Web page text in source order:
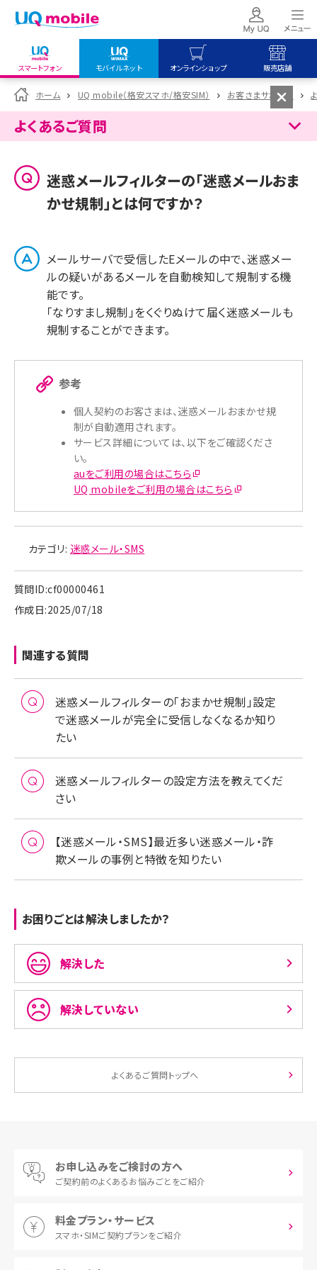
スマートフォン モバイルネット オンラインショップ 販売店舗
my UQ WiMAX
UQ WiMAX ご契約の方
My UQ mobile
UQ mobile
データチャージサイト
UQ mobile
オンラインショップ
UQ WiMAX
UQ mobile
販売店舗
UQ WiMAX
ホーム UQ mobile（格安スマホ/格安SIM） お客さまサポート
よくあるご質問
迷惑メールフィルターの「迷惑メールおま
かせ規制」とは何ですか？
メールサーバで受信したEメールの中で、迷惑メー
ルの疑いがあるメールを自動検知して規制する機
能です。
「なりすまし規制」をくぐりぬけて届く迷惑メールも
規制することができます。
参考
個人契約のお客さまは、迷惑メールおまかせ規
制が自動適用されます。
サービス詳細については、以下をご確認くださ
い。
auをご利用の場合はこちら
UQ mobileをご利用の場合はこちら
カテゴリ: 迷惑メール・SMS
質問ID:cf00000461
作成日:2025/07/18
関連する質問
迷惑メールフィルターの「おまかせ規制」設定
で迷惑メールが完全に受信しなくなるか知り
たい
迷惑メールフィルターの設定方法を教えてくだ
さい
【迷惑メール・SMS】最近多い迷惑メール・詐
欺メールの事例と特徴を知りたい
お困りごとは解決しましたか？
解決した
解決していない
よくあるご質問トップへ
お申し込みをご検討の方へ
ご契約前のよくあるお悩みごとをご紹介
料金プラン・サービス
スマホ・SIMご契約プランをご紹介